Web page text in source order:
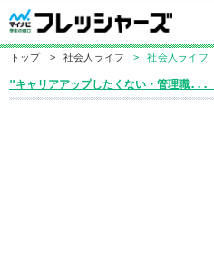
トップ > 社会人ライフ > 社会人ライフ
"キャリアアップしたくない・管理職...